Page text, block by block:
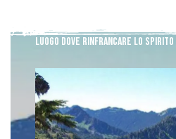
luogo dove rinfrancare lo spirito